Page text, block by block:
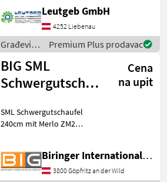
gegen Aufpreis. Građevinski
strojevi Lopate i kante
Leutgeb GmbH
4252 Liebenau
Građevinski
strojevi /
Sonstige
Premium Plus prodavac
BIG SML
Schwergutschaufel
ZM2 Aufnah
Cena
na upit
SML Schwergutschaufel
240cm mit Merlo ZM2
m3 Građevinski strojevi
Lopate i kante
Biringer International GmbH
3800 Göpfritz an der Wild